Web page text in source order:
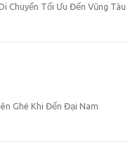
Chuyển Tối Ưu Đến Vũng Tàu
Ghé Khi Đến Đại Nam